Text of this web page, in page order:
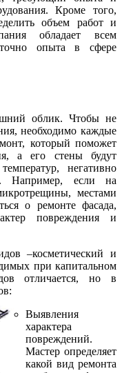
Кроме того,
объем работ и
обладает всем
опыта в сфере
облик. Чтобы не
необходимо каждые
который поможет
а его стены будут
негативно
Например, если на
местами
о ремонте фасада,
повреждения и
–косметический и
при капитальном
отличается, но в
Выявления
характера
повреждений.
Мастер определяет
какой вид ремонта